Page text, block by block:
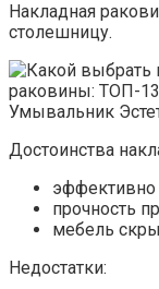
Накладная
столешницу.
Умывальник
Достоинства
эффективно
прочность
мебель
Недостатки: